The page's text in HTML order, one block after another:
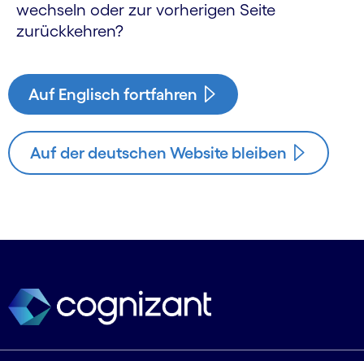
wechseln oder zur vorherigen Seite
zurückkehren?
Auf Englisch fortfahren
Auf der deutschen Website bleiben